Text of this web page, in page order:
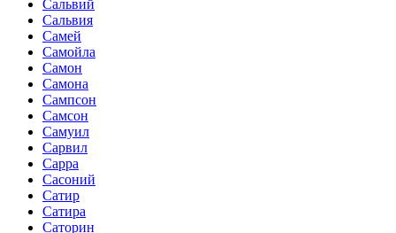
Сальвий
Сальвия
Самей
Самойла
Самон
Самона
Сампсон
Самсон
Самуил
Сарвил
Сарра
Сасоний
Сатир
Сатира
Саторин